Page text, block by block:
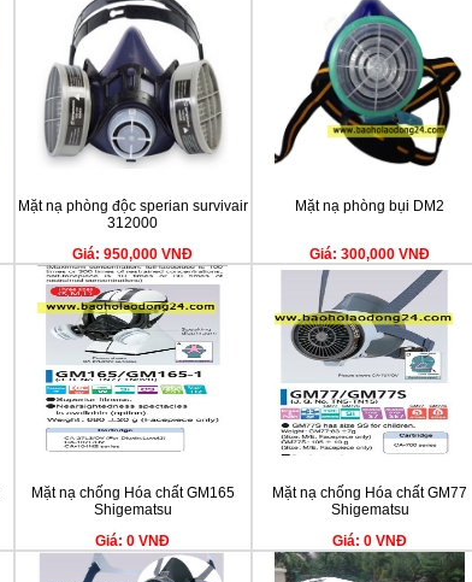
Mặt nạ phòng độc sperian survivair
312000
Giá: 950,000 VNĐ
Mặt nạ phòng bụi DM2
Giá: 300,000 VNĐ
Mặt nạ chống Hóa chất GM165
Shigematsu
Giá: 0 VNĐ
Mặt nạ chống Hóa chất GM77
Shigematsu
Giá: 0 VNĐ